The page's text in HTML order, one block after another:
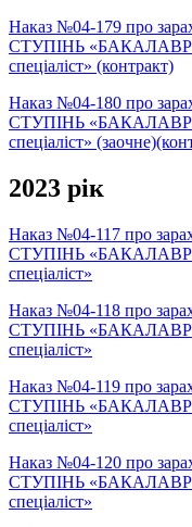
Наказ №04-179 про
СТУПІНЬ «БАКАЛАВР»
спеціаліст» (контракт)
Наказ №04-180 про
СТУПІНЬ «БАКАЛАВР»
спеціаліст»
2023 рік
Наказ №04-117 про
СТУПІНЬ «БАКАЛАВР»
спеціаліст»
Наказ №04-118 про
СТУПІНЬ «БАКАЛАВР»
спеціаліст»
Наказ №04-119 про
СТУПІНЬ «БАКАЛАВР»
спеціаліст»
Наказ №04-120 про
СТУПІНЬ «БАКАЛАВР»
спеціаліст»